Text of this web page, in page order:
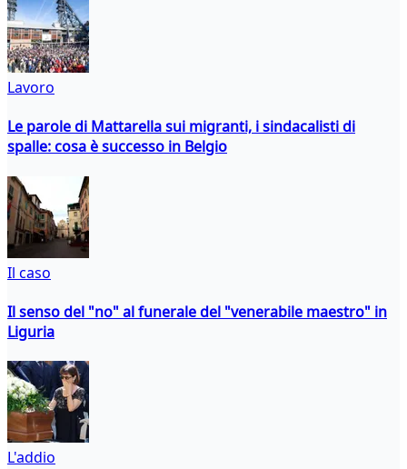
Lavoro
Le parole di Mattarella sui migranti, i sindacalisti di
spalle: cosa è successo in Belgio
Il caso
Il senso del "no" al funerale del "venerabile maestro" in
Liguria
L'addio